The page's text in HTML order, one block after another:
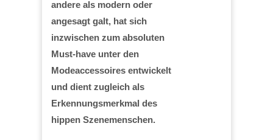
andere als modern oder
angesagt galt, hat sich
inzwischen zum absoluten
Must-have unter den
Modeaccessoires entwickelt
und dient zugleich als
Erkennungsmerkmal des
hippen Szenemenschen.